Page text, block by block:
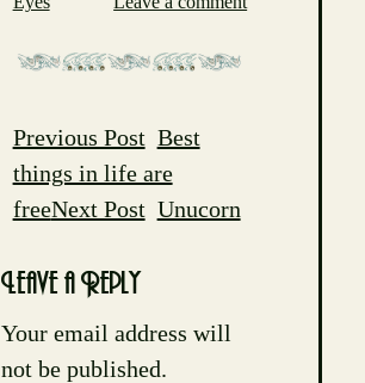
Post
navigation
Previous Post Best
things in life are
freeNext Post Unucorn
Leave a Reply
Your email address will
not be published.